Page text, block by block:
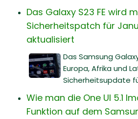
Das Galaxy S23 FE wird
Sicherheitspatch für
aktualisiert
Das Samsung
Europa, Afrika und
Sicherheitsupdate
Wie man die One UI 5.1
Funktion auf dem